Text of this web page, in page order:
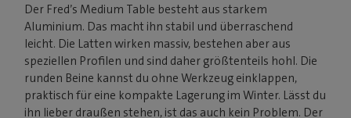
Der Fred’s Medium Table besteht aus starkem
Aluminium. Das macht ihn stabil und überraschend
leicht. Die Latten wirken massiv, bestehen aber aus
speziellen Profilen und sind daher größtenteils hohl. Die
runden Beine kannst du ohne Werkzeug einklappen,
praktisch für eine kompakte Lagerung im Winter. Lässt du
ihn lieber draußen stehen, ist das auch kein Problem. Der